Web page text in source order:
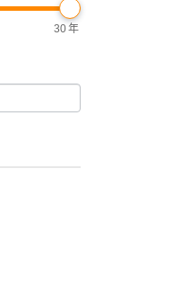
30年